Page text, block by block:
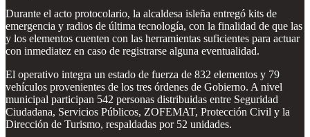
Durante el acto protocolario, la alcaldesa isleña entregó kits de
emergencia y radios de última tecnología, con la finalidad de que las
y los elementos cuenten con las herramientas suficientes para actuar
con inmediatez en caso de registrarse alguna eventualidad.
El operativo integra un estado de fuerza de 832 elementos y 79
vehículos provenientes de los tres órdenes de Gobierno. A nivel
municipal participan 542 personas distribuidas entre Seguridad
Ciudadana, Servicios Públicos, ZOFEMAT, Protección Civil y la
Dirección de Turismo, respaldadas por 52 unidades.